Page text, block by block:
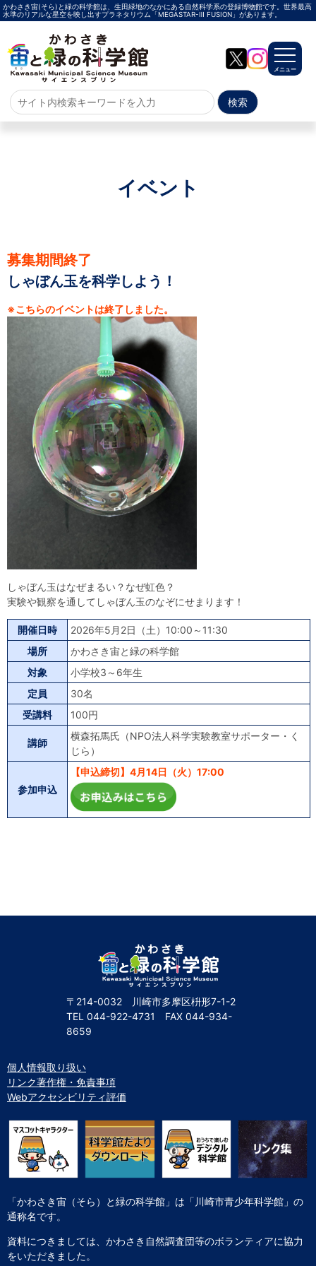
かわさき宙(そら)と緑の科学館は、生田緑地のなかにある自然科学系の登録博物館です。世界最高
水準のリアルな星空を映し出すプラネタリウム「MEGASTAR-Ⅲ FUSION」があります。
メニュー
ホーム
メガスターご紹介
投影メニュー
投影時間・料金
プラネタリウム解説員
イベント
当日参加
事前申込
その他
施設案内
自然体験
天文体験
フロア案内
屋外展示 D51形蒸気機関車
利用案内
開館時間・プラネタリウム投影時間・観覧料
科学館資料の特別利用料
学校団体
幼稚園・保育園団体
一般団体
かわさき星空ウォッチング
出前科学実験教室
プラネタリウム一般団体貸切利用「星空自由空間」
科学館概要
基本理念
沿革
計画・年報・評価・議事録
青少年科学館運営基本計画
事業評価
議事録
研究資料
川崎市自然環境調査報告
生田緑地の植物
お問い合わせ
イベント
募集期間終了
しゃぼん玉を科学しよう！
※こちらのイベントは終了しました。
しゃぼん玉はなぜまるい？なぜ虹色？
実験や観察を通してしゃぼん玉のなぞにせまります！
開催日時
2026年5月2日（土）10:00～11:30
場所
かわさき宙と緑の科学館
対象
小学校3～6年生
定員
30名
受講料
100円
講師
横森拓馬氏（NPO法人科学実験教室サポーター・く
じら）
参加申込
【申込締切】4月14日（火）17:00
〒214-0032 川崎市多摩区枡形7-1-2
TEL 044-922-4731 FAX 044-934-
8659
個人情報取り扱い
リンク著作権・免責事項
Webアクセシビリティ評価
「かわさき宙（そら）と緑の科学館」は「川崎市青少年科学館」の
通称名です。
資料につきましては、かわさき自然調査団等のボランティアに協力
をいただきました。